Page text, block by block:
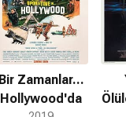
Bir Zamanlar...
Hollywood'da